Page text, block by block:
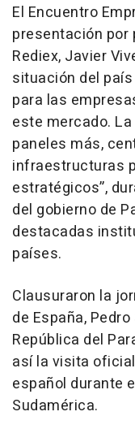
El Encuentro
presentación por
Rediex, Javier
situación del
para las
este mercado.
paneles más,
infraestructuras
estratégicos”,
del gobierno de
destacadas
países.
Clausuraron la
de España,
República del
así la visita
español durante
Sudamérica.